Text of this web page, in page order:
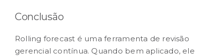
Conclusão
Rolling forecast é uma ferramenta de revisão
gerencial contínua. Quando bem aplicado, ele